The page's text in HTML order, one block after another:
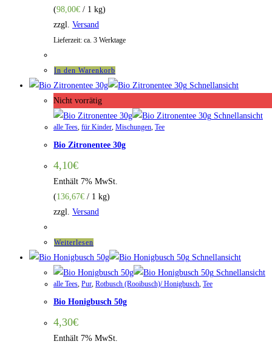
(98,00€ / 1 kg)
zzgl. Versand
Lieferzeit: ca. 3 Werktage
In den Warenkorb
Schnellansicht
Nicht vorrätig
Schnellansicht
alle Tees für Kinder Mischungen Tee
Bio Zitronentee 30g
4,10€
Enthält 7% MwSt.
(136,67€ / 1 kg)
zzgl. Versand
Weiterlesen
Schnellansicht
Schnellansicht
alle Tees, Pur, Rotbusch (Rooibusch)/ Honigbusch, Tee
Bio Honigbusch 50g
4,30€
Enthält 7% MwSt.